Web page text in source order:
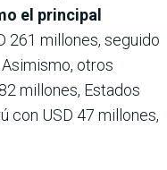
el principal
261 millones, seguido
otros
millones, Estados
con USD 47 millones,